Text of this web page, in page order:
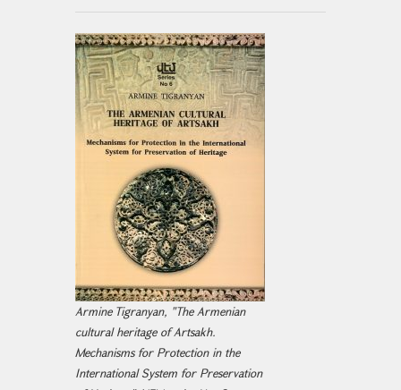
Armine Tigranyan, "The Armenian
cultural heritage of Artsakh.
Mechanisms for Protection in the
International System for Preservation